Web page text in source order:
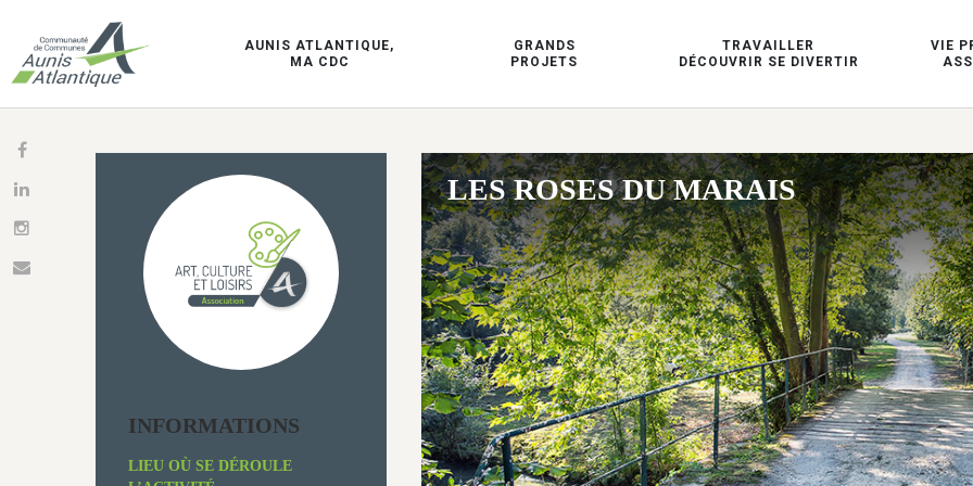
AUNIS ATLANTIQUE,
MA CDC
GRANDS
PROJETS
TRAVAILLER
DÉCOUVRIR SE DIVERTIR
VIE
LES ROSES DU MARAIS
INFORMATIONS
LIEU OÙ SE DÉROULE